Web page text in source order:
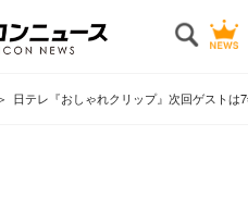
日テレ『おしゃれクリップ』次回ゲスト